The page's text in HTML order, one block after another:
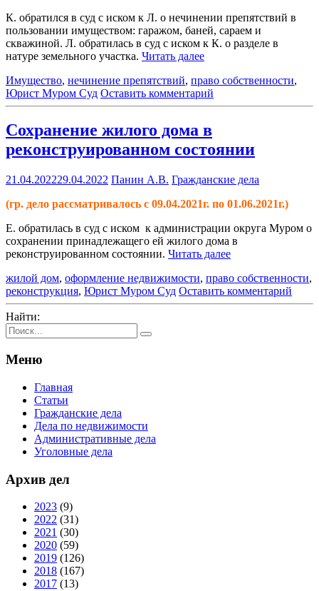
К. обратился в суд с иском к Л. о нечинении препятствий в
пользовании имуществом: гаражом, баней, сараем и
скважиной. Л. обратилась в суд с иском к К. о разделе в
натуре земельного участка. Читать далее
Имущество, нечинение препятствий, право собственности,
Юрист Муром Суд Оставить комментарий
Сохранение жилого дома в
реконструированном состоянии
21.04.202229.04.2022 Панин А.В. Гражданские дела
(гр. дело рассматривалось с 09.04.2021г. по 01.06.2021г.)
Е. обратилась в суд с иском к администрации округа Муром о
сохранении принадлежащего ей жилого дома в
реконструированном состоянии. Читать далее
жилой дом, оформление недвижимости, право собственности,
реконструкция, Юрист Муром Суд Оставить комментарий
Найти:
Меню
Главная
Статьи
Гражданские дела
Дела по недвижимости
Административные дела
Уголовные дела
Архив дел
2023 (9)
2022 (31)
2021 (30)
2020 (59)
2019 (126)
2018 (167)
2017 (13)